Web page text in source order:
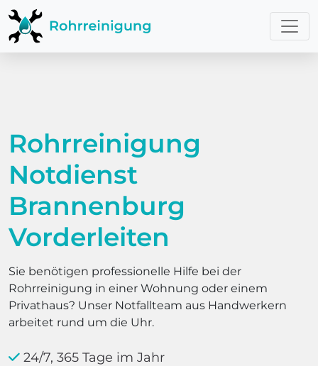
Rohrreinigung
Notdienst
Brannenburg
Vorderleiten
Sie benötigen professionelle Hilfe bei der
Rohrreinigung in einer Wohnung oder einem
Privathaus? Unser Notfallteam aus Handwerkern
arbeitet rund um die Uhr.
24/7, 365 Tage im Jahr